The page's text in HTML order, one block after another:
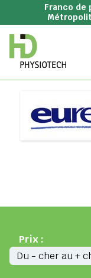
Franco de
Prix :